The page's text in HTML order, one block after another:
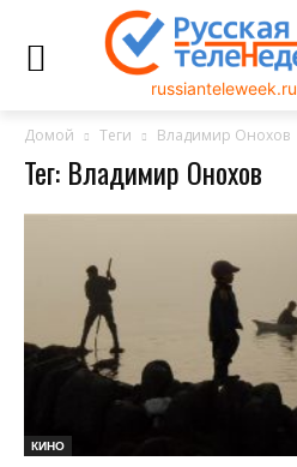
russianteleweek.ru
Домой Теги Владимир Онохов
Тег: Владимир Онохов
КИНО